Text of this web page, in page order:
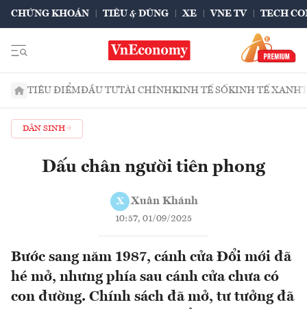
CHỨNG KHOÁN TIÊU & DÙNG XE VNE TV TECH
TIÊU ĐIỂMĐẦU TƯTÀI CHÍNHKINH TẾ SỐKINH TẾ XANH
DÂN SINH
Dấu chân người tiên phong
X Xuân Khánh
10:57, 01/09/2025
Bước sang năm 1987, cánh cửa Đổi mới đã
hé mở, nhưng phía sau cánh cửa chưa có
con đường. Chính sách đã mở, tư tưởng đã